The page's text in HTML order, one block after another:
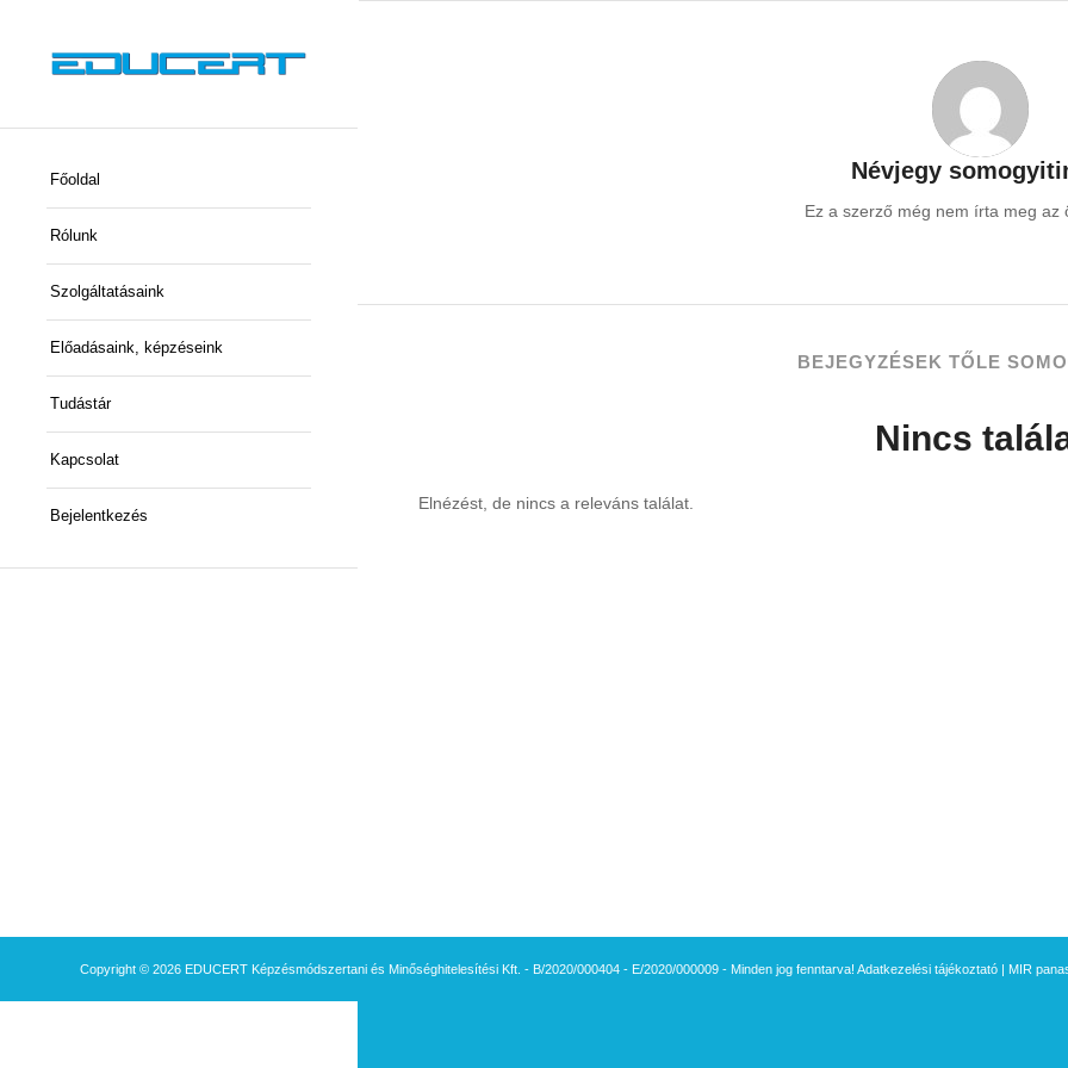
Főoldal
Rólunk
Szolgáltatásaink
Előadásaink, képzéseink
Tudástár
Kapcsolat
Bejelentkezés
Névjegy
Ez a szerző még nem írta meg az
BEJEGYZÉSEK TŐLE
Nincs
Elnézést, de nincs a releváns találat.
Copyright © 2026 EDUCERT Képzésmódszertani és Minőséghitelesítési Kft. - B/2020/000404 - E/2020/000009 - Minden jog fenntarva! Adatkezelési tájékoztató | MIR